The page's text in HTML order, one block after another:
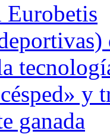
Eurobetis
y
ganada